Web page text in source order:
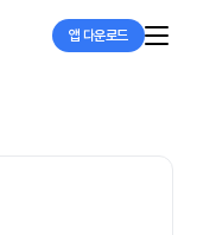
앱 다운로드